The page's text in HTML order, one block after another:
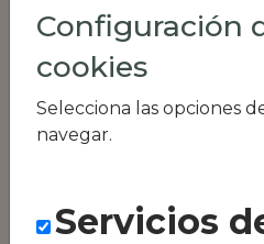
Factura única
Acceso individual
empleados
Opción de catering
Compatible con
Configuración
cookies
Selecciona las opciones
navegar.
Servicios